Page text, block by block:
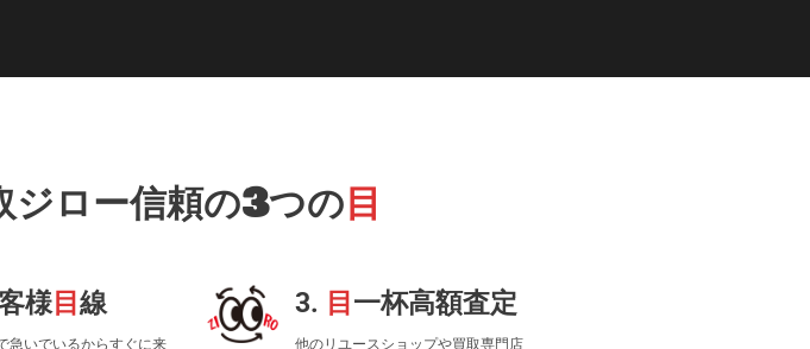
ジロー信頼の3つの目
様目線
急いでいるからすぐに来
3. 目 一杯高額査定
他のリユースショップや買取専門店